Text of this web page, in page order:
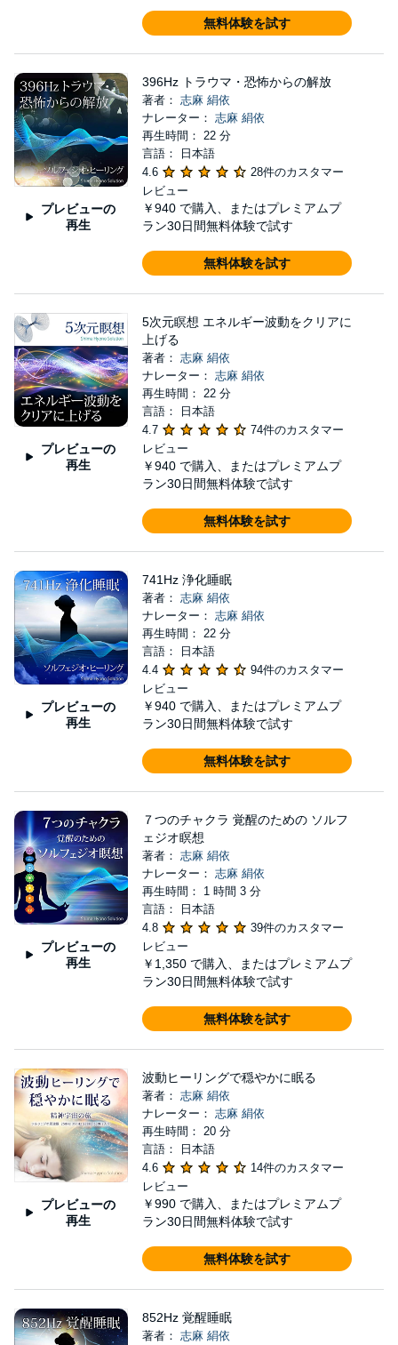
無料体験を試す
プレビューの
再生
396Hz トラウマ・恐怖からの解放
著者： 志麻 絹依
ナレーター： 志麻 絹依
再生時間： 22 分
言語： 日本語
4.6
28件のカスタマー
レビュー
￥940 で購入、またはプレミアムプ
ラン30日間無料体験で試す
無料体験を試す
プレビューの
再生
5次元瞑想 エネルギー波動をクリアに
上げる
著者： 志麻 絹依
ナレーター： 志麻 絹依
再生時間： 22 分
言語： 日本語
4.7
74件のカスタマー
レビュー
￥940 で購入、またはプレミアムプ
ラン30日間無料体験で試す
無料体験を試す
プレビューの
再生
741Hz 浄化睡眠
著者： 志麻 絹依
ナレーター： 志麻 絹依
再生時間： 22 分
言語： 日本語
4.4
94件のカスタマー
レビュー
￥940 で購入、またはプレミアムプ
ラン30日間無料体験で試す
無料体験を試す
プレビューの
再生
７つのチャクラ 覚醒のための ソルフ
ェジオ瞑想
著者： 志麻 絹依
ナレーター： 志麻 絹依
再生時間： 1 時間 3 分
言語： 日本語
4.8
39件のカスタマー
レビュー
￥1,350 で購入、またはプレミアムプ
ラン30日間無料体験で試す
無料体験を試す
プレビューの
再生
波動ヒーリングで穏やかに眠る
著者： 志麻 絹依
ナレーター： 志麻 絹依
再生時間： 20 分
言語： 日本語
4.6
14件のカスタマー
レビュー
￥990 で購入、またはプレミアムプ
ラン30日間無料体験で試す
無料体験を試す
852Hz 覚醒睡眠
著者： 志麻 絹依